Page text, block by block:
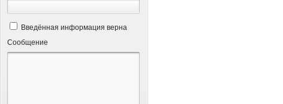
Введённая информация верна
Сообщение